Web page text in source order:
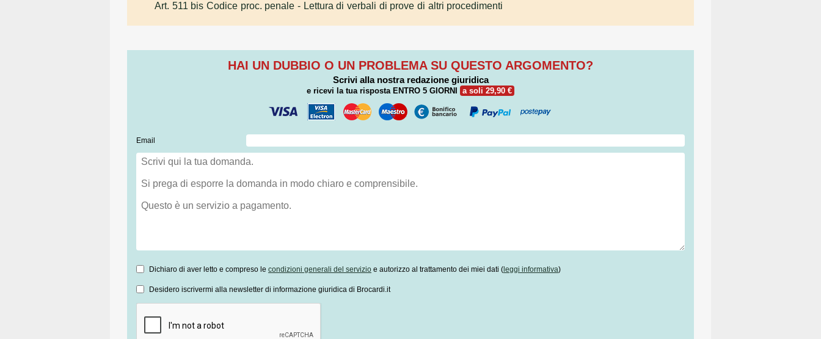
Art. 511 bis Codice proc. penale - Lettura di verbali di prove di altri procedimenti
HAI UN DUBBIO O UN PROBLEMA SU QUESTO ARGOMENTO?
Scrivi alla nostra redazione giuridica
e ricevi la tua risposta ENTRO 5 GIORNI a soli 29,90 €
Email
Dichiaro di aver letto e compreso le condizioni generali del servizio e autorizzo al trattamento dei miei dati ( leggi informativa)
Desidero iscrivermi alla newsletter di informazione giuridica di Brocardi.it